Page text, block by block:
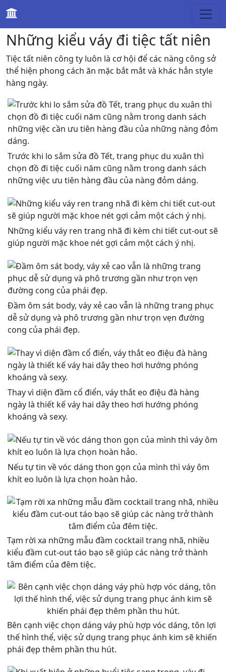
Thời trang
Những kiểu váy đi tiệc tất niên
Tiệc tất niên công ty luôn là cơ hội để các nàng công sở
thể hiện phong cách ăn mặc bắt mắt và khác hẳn style
hàng ngày.
Trước khi lo sắm sửa đồ Tết, trang phục du xuân thì
chọn đồ đi tiệc cuối năm cũng nằm trong danh sách
những việc ưu tiên hàng đầu của nàng đỏm dáng.
Những kiểu váy ren trang nhã đi kèm chi tiết cut-out sẽ
giúp người mặc khoe nét gợi cảm một cách ý nhị.
Đầm ôm sát body, váy xẻ cao vẫn là những trang phục
dễ sử dụng và phô trương gần như trọn vẹn đường
cong của phái đẹp.
Thay vì diện đầm cổ điển, váy thắt eo điệu đà hàng
ngày là thiết kế váy hai dây theo hơi hướng phóng
khoáng và sexy.
Nếu tự tin về vóc dáng thon gọn của mình thì váy ôm
khít eo luôn là lựa chọn hoàn hảo.
Tạm rời xa những mẫu đầm cocktail trang nhã, nhiều
kiểu đầm cut-out táo bạo sẽ giúp các nàng trở thành
tâm điểm của đêm tiệc.
Bên cạnh việc chọn dáng váy phù hợp vóc dáng, tôn lợi
thế hình thể, việc sử dụng trang phục ánh kim sẽ khiến
phái đẹp thêm phần thu hút.